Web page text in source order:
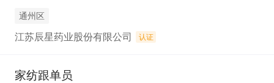
通州区
江苏辰星药业股份有限公司 认证
家纺跟单员